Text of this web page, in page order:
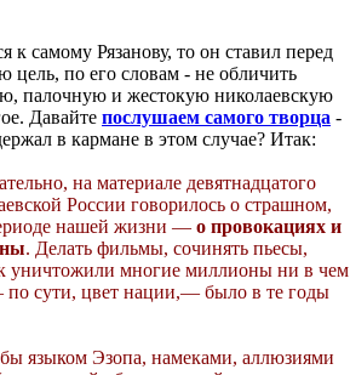
к самому Рязанову, то он ставил перед
цель, по его словам - не обличить
палочную и жестокую николаевскую
Давайте послушаем самого творца -
в кармане в этом случае? Итак:
на материале девятнадцатого
России говорилось о страшном,
нашей жизни — о провокациях и
. Делать фильмы, сочинять пьесы,
уничтожили многие миллионы ни в чем
сути, цвет нации,— было в те годы
бы языком Эзопа, намеками, аллюзиями